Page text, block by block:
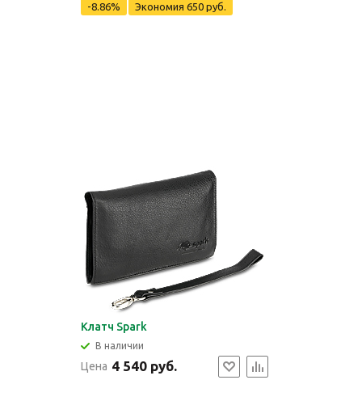
-8.86%
Экономия 650 руб.
Клатч Spark
В наличии
Цена 4 540 руб.